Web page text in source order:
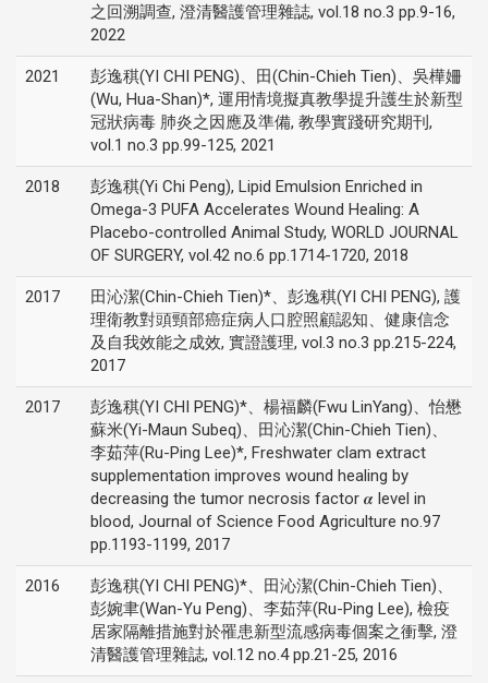
之回溯調查, 澄清醫護管理雜誌, vol.18 no.3 pp.9-16,
2022
2021
彭逸稘(YI CHI PENG)、田(Chin-Chieh Tien)、吳樺姍
(Wu, Hua-Shan)*, 運用情境擬真教學提升護生於新型
冠狀病毒 肺炎之因應及準備, 教學實踐研究期刊,
vol.1 no.3 pp.99-125, 2021
2018
彭逸稘(Yi Chi Peng), Lipid Emulsion Enriched in
Omega-3 PUFA Accelerates Wound Healing: A
Placebo-controlled Animal Study, WORLD JOURNAL
OF SURGERY, vol.42 no.6 pp.1714-1720, 2018
2017
田沁潔(Chin-Chieh Tien)*、彭逸稘(YI CHI PENG), 護
理衛教對頭頸部癌症病人口腔照顧認知、健康信念
及自我效能之成效, 實證護理, vol.3 no.3 pp.215-224,
2017
2017
彭逸稘(YI CHI PENG)*、楊福麟(Fwu LinYang)、怡懋
蘇米(Yi-Maun Subeq)、田沁潔(Chin-Chieh Tien)、
李茹萍(Ru-Ping Lee)*, Freshwater clam extract
supplementation improves wound healing by
decreasing the tumor necrosis factor 𝜶 level in
blood, Journal of Science Food Agriculture no.97
pp.1193-1199, 2017
2016
彭逸稘(YI CHI PENG)*、田沁潔(Chin-Chieh Tien)、
彭婉聿(Wan-Yu Peng)、李茹萍(Ru-Ping Lee), 檢疫
居家隔離措施對於罹患新型流感病毒個案之衝擊, 澄
清醫護管理雜誌, vol.12 no.4 pp.21-25, 2016